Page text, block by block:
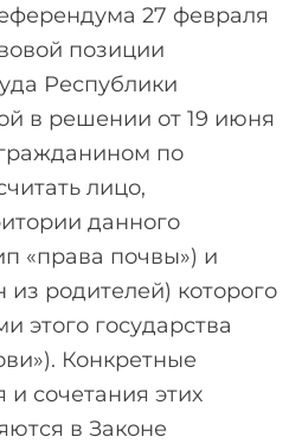
27 февраля
позиции
Республики
в решении от 19 июня
по
лицо,
данного
«права почвы») и
родителей) которого
этого государства
Конкретные
сочетания этих
в Законе